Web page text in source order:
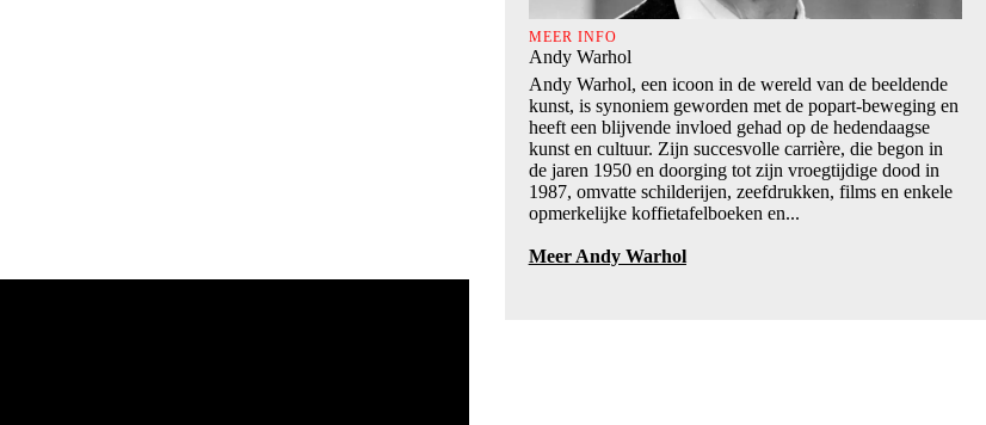
MEER INFO
Andy Warhol
Andy Warhol, een icoon in de wereld van de beeldende
kunst, is synoniem geworden met de popart-beweging en
heeft een blijvende invloed gehad op de hedendaagse
kunst en cultuur. Zijn succesvolle carrière, die begon in
de jaren 1950 en doorging tot zijn vroegtijdige dood in
1987, omvatte schilderijen, zeefdrukken, films en enkele
opmerkelijke koffietafelboeken en...
Meer Andy Warhol